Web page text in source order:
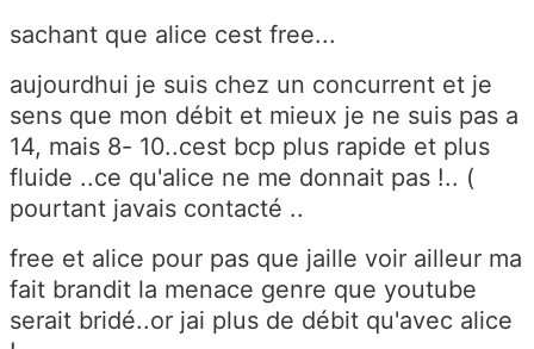
sachant que alice cest free...
aujourdhui je suis chez un concurrent et je
sens que mon débit et mieux je ne suis pas a
14, mais 8- 10..cest bcp plus rapide et plus
fluide ..ce qu'alice ne me donnait pas !.. (
pourtant javais contacté ..
free et alice pour pas que jaille voir ailleur ma
fait brandit la menace genre que youtube
serait bridé..or jai plus de débit qu'avec alice